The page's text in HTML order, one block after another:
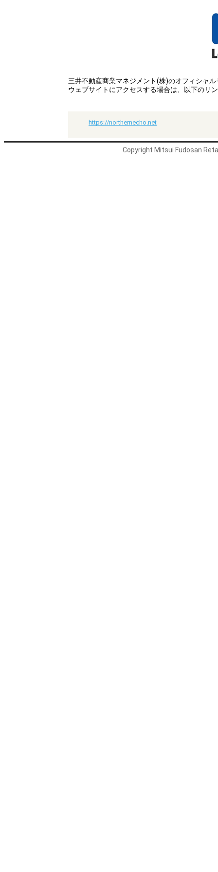
三井不動産商業マネジメント(株)のオフィシャ
ウェブサイトにアクセスする場合は、以下のリ
https://northernecho.net
Copyright Mitsui Fudosan